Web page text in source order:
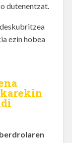
dutenentzat.
ezin hobea